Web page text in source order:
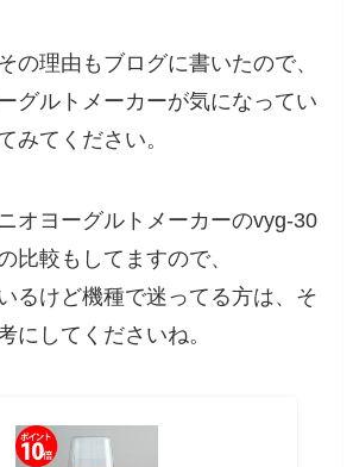
の理由もブログに書いたので、
グルトメーカーが気になってい
みてください。
オヨーグルトメーカーのvyg-30
比較もしてますので、
るけど機種で迷ってる方は、そ
にしてくださいね。